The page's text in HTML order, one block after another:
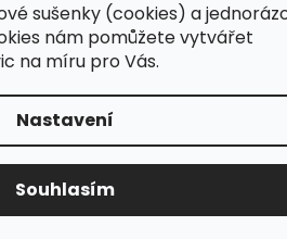
sušenky (cookies) a
nám pomůžete vytvářet
na míru pro Vás.
Nastavení
Souhlasím